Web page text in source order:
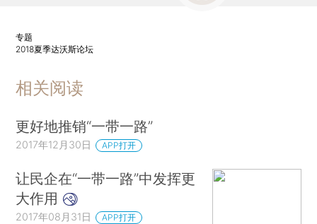
专题
2018夏季达沃斯论坛
相关阅读
更好地推销“一带一路”
2017年12月30日 APP打开
让民企在“一带一路”中发挥更
大作用
2017年08月31日 APP打开